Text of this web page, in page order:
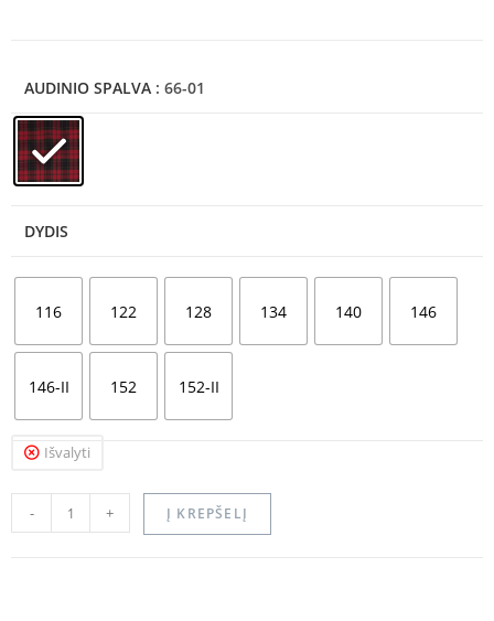
AUDINIO SPALVA : 66-01
DYDIS
116 122 128 134 140 146
146-II 152 152-II
Išvalyti
- + Į KREPŠELĮ